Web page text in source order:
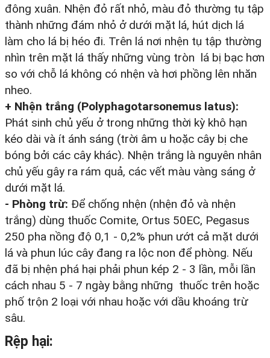
đông xuân. Nhện đỏ rất nhỏ, màu đỏ thường tụ tập
thành những đám nhỏ ở dưới mặt lá, hút dịch lá
làm cho lá bị héo đi. Trên lá nơi nhện tụ tập thường
nhìn trên mặt lá thấy những vùng tròn lá bị bạc hơn
so với chỗ lá không có nhện và hơi phồng lên nhăn
nheo.
+ Nhện trắng (Polyphagotarsonemus latus):
Phát sinh chủ yếu ở trong những thời kỳ khô hạn
kéo dài và ít ánh sáng (trời âm u hoặc cây bị che
bóng bởi các cây khác). Nhện trắng là nguyên nhân
chủ yếu gây ra rám quả, các vết màu vàng sáng ở
dưới mặt lá.
- Phòng trừ: Để chống nhện (nhện đỏ và nhện
trắng) dùng thuốc Comite, Ortus 50EC, Pegasus
250 pha nồng độ 0,1 - 0,2% phun ướt cả mặt dưới
lá và phun lúc cây đang ra lộc non để phòng. Nếu
đã bị nhện phá hại phải phun kép 2 - 3 lần, mỗi lần
cách nhau 5 - 7 ngày bằng những thuốc trên hoặc
phố trộn 2 loại với nhau hoặc với dầu khoáng trừ
sâu.
Rệp hại: